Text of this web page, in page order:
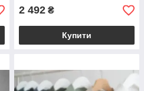
2 492 ₴
Купити